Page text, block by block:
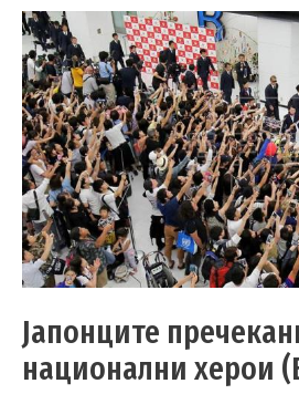
Јапонците
национални херои